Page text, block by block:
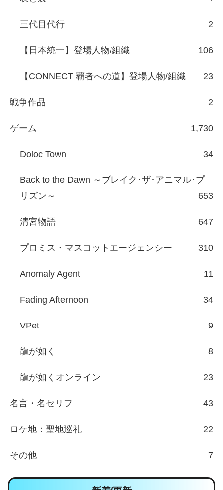
三代目代行 2
【日本統一】登場人物/組織 106
【CONNECT 覇者への道】登場人物/組織 23
戦争作品 2
ゲーム 1,730
Doloc Town 34
Back to the Dawn ～ブレイク･ザ･アニマル･プ
リズン～
653
清宮物語 647
プロミス・マスコットエージェンシー 310
Anomaly Agent 11
Fading Afternoon 34
VPet 9
龍が如く 8
龍が如くオンライン 23
名言・名セリフ 43
ロケ地：聖地巡礼 22
その他 7